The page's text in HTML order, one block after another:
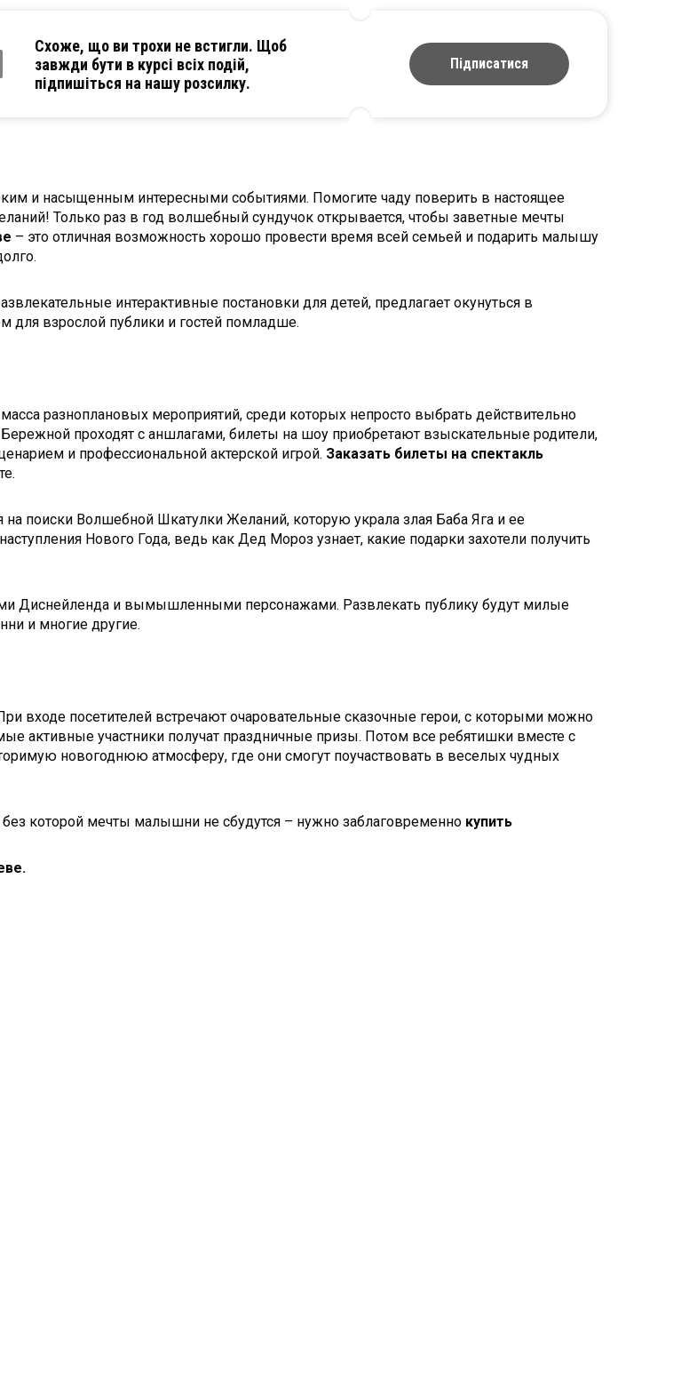
Схоже, що ви трохи не встигли. Щоб
завжди бути в курсі всіх подій,
підпишіться на нашу розсилку.
Підписатися
и насыщенным интересными событиями. Помогите чаду поверить в настоящее
Только раз в год волшебный сундучок открывается, чтобы заветные мечты
– это отличная возможность хорошо провести время всей семьей и подарить малышу
интерактивные постановки для детей, предлагает окунуться в
для взрослой публики и гостей помладше.
разноплановых мероприятий, среди которых непросто выбрать действительно
проходят с аншлагами, билеты на шоу приобретают взыскательные родители,
и профессиональной актерской игрой. Заказать билеты на спектакль
на поиски Волшебной Шкатулки Желаний, которую украла злая Баба Яга и ее
Нового Года, ведь как Дед Мороз узнает, какие подарки захотели получить
Диснейленда и вымышленными персонажами. Развлекать публику будут милые
и многие другие.
входе посетителей встречают очаровательные сказочные герои, с которыми можно
активные участники получат праздничные призы. Потом все ребятишки вместе с
новогоднюю атмосферу, где они смогут поучаствовать в веселых чудных
которой мечты малышни не сбудутся – нужно заблаговременно купить